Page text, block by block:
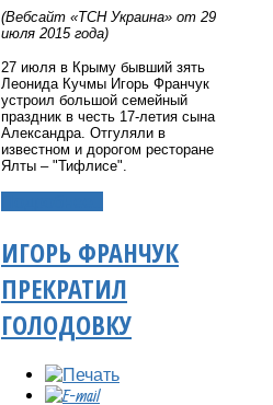
(Вебсайт «ТСН Украина» от 29
июля 2015 года)
27 июля в Крыму бывший зять
Леонида Кучмы Игорь Франчук
устроил большой семейный
праздник в честь 17-летия сына
Александра. Отгуляли в
известном и дорогом ресторане
Ялты – "Тифлисе".
ИГОРЬ ФРАНЧУК
ПРЕКРАТИЛ
ГОЛОДОВКУ